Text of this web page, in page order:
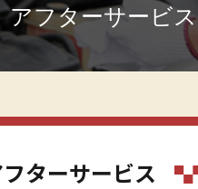
アフターサービス
ターサービス